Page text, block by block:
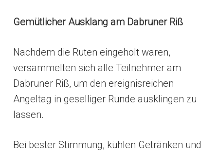
Gemütlicher Ausklang am Dabruner Riß
Nachdem die Ruten eingeholt waren,
versammelten sich alle Teilnehmer am
Dabruner Riß, um den ereignisreichen
Angeltag in geselliger Runde ausklingen zu
lassen.
Bei bester Stimmung, kühlen Getränken und